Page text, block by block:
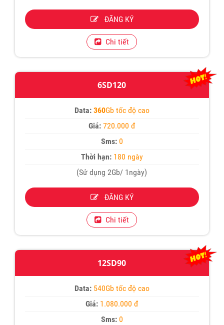
ĐĂNG KÝ
Chi tiết
6SD120
Data:360Gb tốc độ cao
Giá:720.000 đ
Sms: 0
Thời hạn:180 ngày
(Sử dụng 2Gb/ 1ngày)
ĐĂNG KÝ
Chi tiết
12SD90
Data: 540Gb tốc độ cao
Giá: 1.080.000 đ
Sms: 0